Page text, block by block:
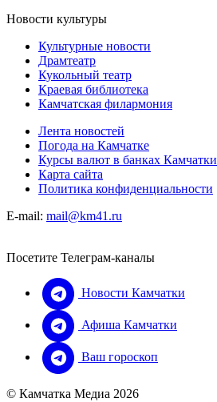
Новости культуры
Культурные новости
Драмтеатр
Кукольный театр
Краевая библиотека
Камчатская филармония
Лента новостей
Погода на Камчатке
Курсы валют в банках Камчатки
Карта сайта
Политика конфиденциальности
E-mail: mail@km41.ru
Посетите Телеграм-каналы
Новости Камчатки
Афиша Камчатки
Ваш гороскоп
© Камчатка Медиа 2026